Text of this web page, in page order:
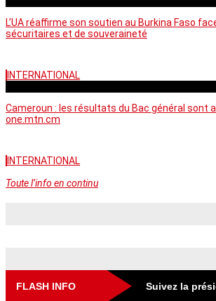
L’UA réaffirme son soutien au Burkina Faso
sécuritaires et de souveraineté
INTERNATIONAL
Cameroun : les résultats du Bac général sont
one.mtn.cm
INTERNATIONAL
Toute l’info en continu
FLASH INFO Suivez la